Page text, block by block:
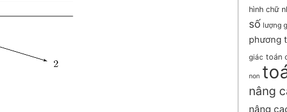
hình chữ
số lượng
phương
giác toán
non
nâng
nâng